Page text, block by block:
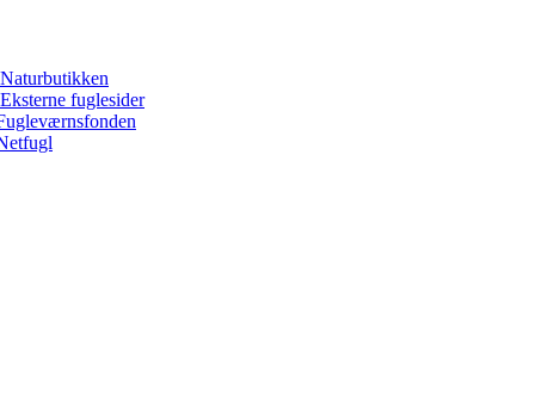
Naturbutikken
Eksterne fuglesider